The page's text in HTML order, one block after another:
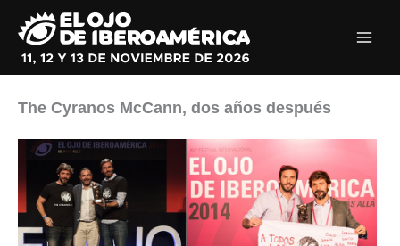
contenido
The Cyranos McCann, dos años después